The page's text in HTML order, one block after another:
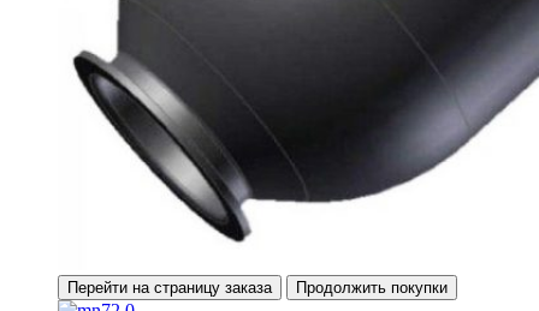
Перейти на страницу заказа Продолжить покупки